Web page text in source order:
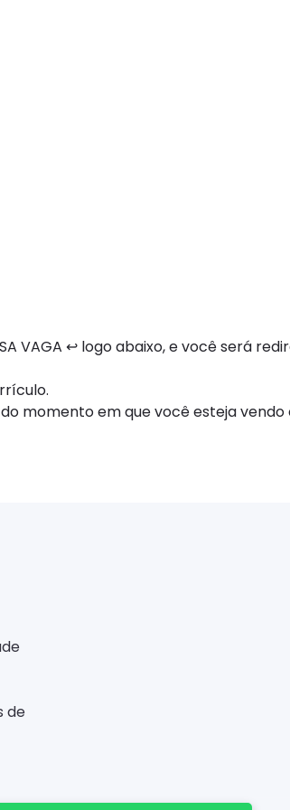
VAGA ↩ logo abaixo, e você será
momento em que você esteja vendo
de